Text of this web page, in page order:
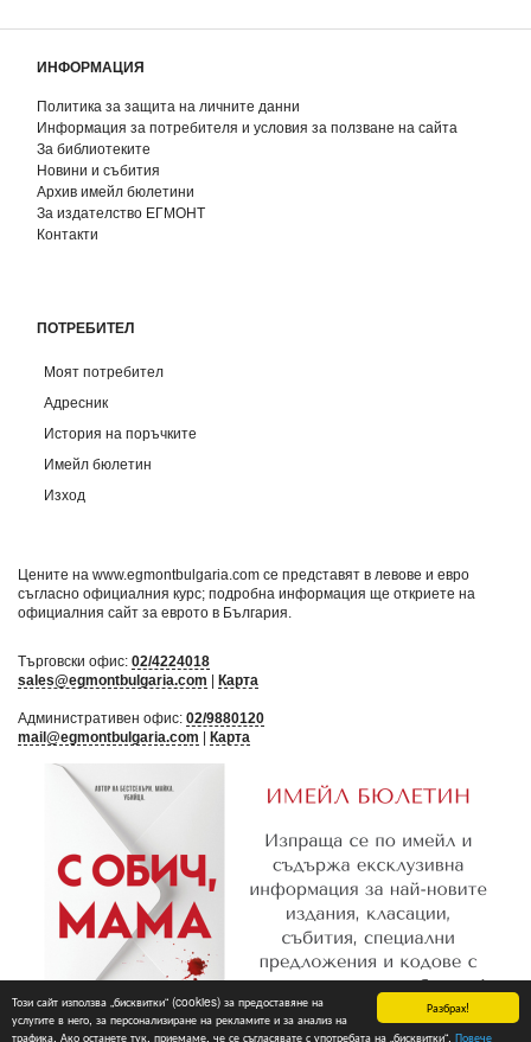
Разбрах!
Този сайт използва „бисквитки“ (cookies) за предоставяне на
услугите в него, за персонализиране на рекламите и за анализ на
трафика. Ако останете тук, приемаме, че се съгласявате с употребата на „бисквитки“. Повече
ИНФОРМАЦИЯ
Политика за защита на личните данни
Информация за потребителя и условия за ползване на сайта
За библиотеките
Новини и събития
Архив имейл бюлетини
За издателство ЕГМОНТ
Контакти
ПОТРЕБИТЕЛ
Моят потребител
Адресник
История на поръчките
Имейл бюлетин
Изход
Цените на www.egmontbulgaria.com се представят в левове и евро
съгласно официалния курс; подробна информация ще откриете на
официалния сайт за еврото в България
Търговски офис: 02/4224018
sales@egmontbulgaria.com | Карта
Административен офис: 02/9880120
mail@egmontbulgaria.com | Карта